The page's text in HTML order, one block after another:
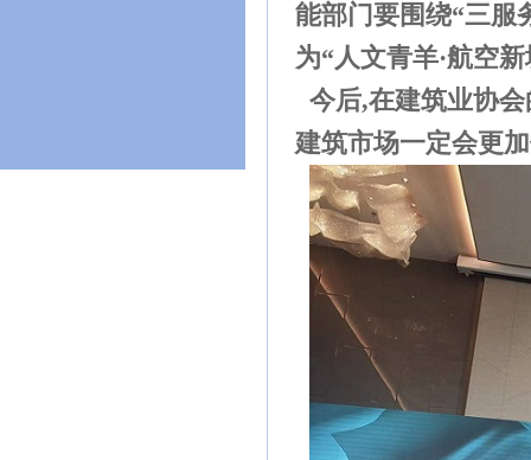
能部门要围绕“三服
为“人文青羊·航空
今后,在建筑业协
建筑市场一定会更